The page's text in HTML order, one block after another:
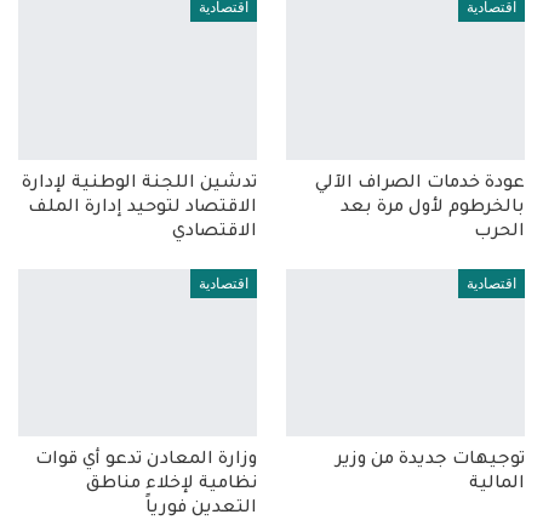
اقتصادية
عودة خدمات الصراف الآلي
بالخرطوم لأول مرة بعد
الحرب
اقتصادية
تدشين اللجنة الوطنية لإدارة
الاقتصاد لتوحيد إدارة الملف
الاقتصادي
اقتصادية
توجيهات جديدة من وزير
المالية
اقتصادية
وزارة المعادن تدعو أي قوات
نظامية لإخلاء مناطق
التعدين فورياً